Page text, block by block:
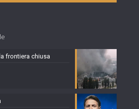
frontiera chiusa